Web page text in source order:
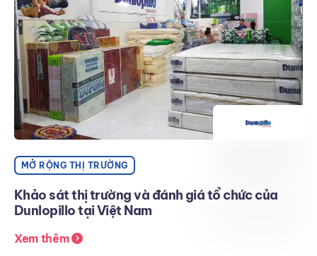
MỞ RỘNG THỊ TRƯỜNG
Khảo sát thị trường và đánh giá tổ chức của
Dunlopillo tại Việt Nam
Xem thêm